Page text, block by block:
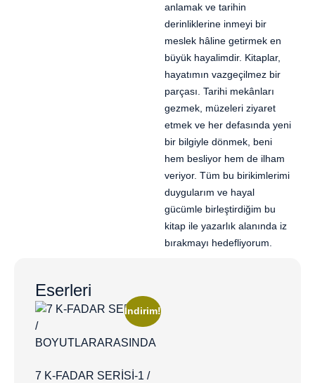
anlamak ve tarihin
derinliklerine inmeyi bir
meslek hâline getirmek en
büyük hayalimdir. Kitaplar,
hayatımın vazgeçilmez bir
parçası. Tarihi mekânları
gezmek, müzeleri ziyaret
etmek ve her defasında yeni
bir bilgiyle dönmek, beni
hem besliyor hem de ilham
veriyor. Tüm bu birikimlerimi
duygularım ve hayal
gücümle birleştirdiğim bu
kitap ile yazarlık alanında iz
bırakmayı hedefliyorum.
Eserleri
İndirim!
7 K-FADAR SERİSİ-1 /